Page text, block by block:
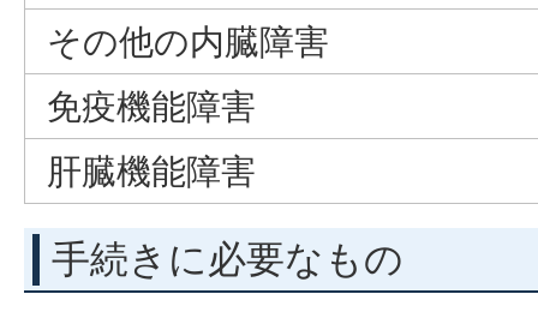
その他の内臓障害
免疫機能障害
肝臓機能障害
手続きに必要なもの